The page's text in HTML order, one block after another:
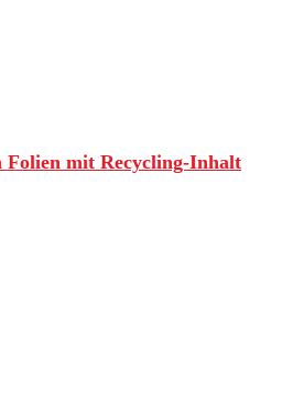
mit Recycling-Inhalt